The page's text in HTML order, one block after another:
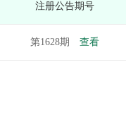
注册公告期号
第1628期 查看